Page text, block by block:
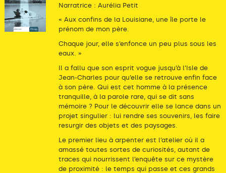
Narratrice : Aurélia Petit
« Aux confins de la Louisiane, une île porte le
prénom de mon père.
Chaque jour, elle s’enfonce un peu plus sous les
eaux. »
Il a fallu que son esprit vogue jusqu’à l’Isle de
Jean-Charles pour qu’elle se retrouve enfin face
à son père. Qui est cet homme à la présence
tranquille, à la parole rare, qui se dit sans
mémoire ? Pour le découvrir elle se lance dans un
projet singulier : lui rendre ses souvenirs, les faire
resurgir des objets et des paysages.
Le premier lieu à arpenter est l’atelier où il a
amassé toutes sortes de curiosités, autant de
traces qui nourrissent l’enquête sur ce mystère
de proximité : le temps qui passe et ces grands